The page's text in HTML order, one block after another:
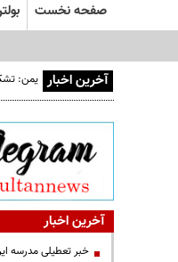
صفحه نخست
آخرین اخبار یمن:
آخرین اخبار
خبر تعطیلی مدرسه